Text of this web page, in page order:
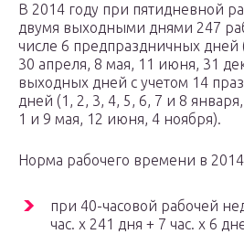
В 2014 году при пятидневной
двумя выходными днями 247
числе 6 предпраздничных дней
30 апреля, 8 мая, 11 июня, 31
выходных дней с учетом 14
дней (1, 2, 3, 4, 5, 6, 7 и 8
1 и 9 мая, 12 июня, 4 ноября).
Норма рабочего времени в 2014
при 40-часовой рабочей
час. x 241 дня + 7 час. x 6